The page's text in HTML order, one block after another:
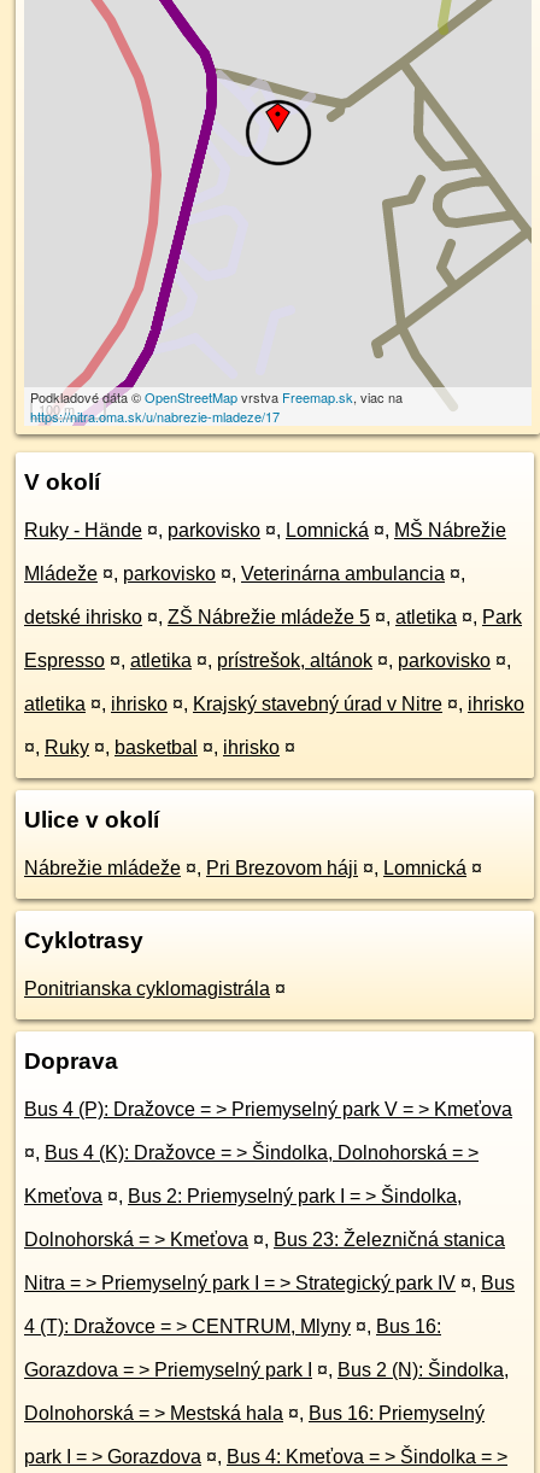
100 m
Podkladové dáta ©OpenStreetMapvrstva Freemap.sk, viac na
https://nitra.oma.sk/u/nabrezie-mladeze/17
V okolí
Ruky - Hände ¤, parkovisko ¤, Lomnická ¤, MŠ Nábrežie
Mládeže ¤, parkovisko ¤, Veterinárna ambulancia ¤,
detské ihrisko ¤, ZŠ Nábrežie mládeže 5 ¤, atletika ¤, Park
Espresso ¤, atletika ¤, prístrešok, altánok ¤, parkovisko ¤,
atletika ¤, ihrisko ¤, Krajský stavebný úrad v Nitre ¤, ihrisko
¤, Ruky ¤, basketbal ¤, ihrisko ¤
Ulice v okolí
Nábrežie mládeže ¤, Pri Brezovom háji ¤, Lomnická ¤
Cyklotrasy
Ponitrianska cyklomagistrála ¤
Doprava
Bus 4 (P): Dražovce = > Priemyselný park V = > Kmeťova
¤, Bus 4 (K): Dražovce = > Šindolka, Dolnohorská = >
Kmeťova ¤, Bus 2: Priemyselný park I = > Šindolka,
Dolnohorská = > Kmeťova ¤, Bus 23: Železničná stanica
Nitra = > Priemyselný park I = > Strategický park IV ¤, Bus
4 (T): Dražovce = > CENTRUM, Mlyny ¤, Bus 16:
Gorazdova = > Priemyselný park I ¤, Bus 2 (N): Šindolka,
Dolnohorská = > Mestská hala ¤, Bus 16: Priemyselný
park I = > Gorazdova ¤, Bus 4: Kmeťova = > Šindolka = >